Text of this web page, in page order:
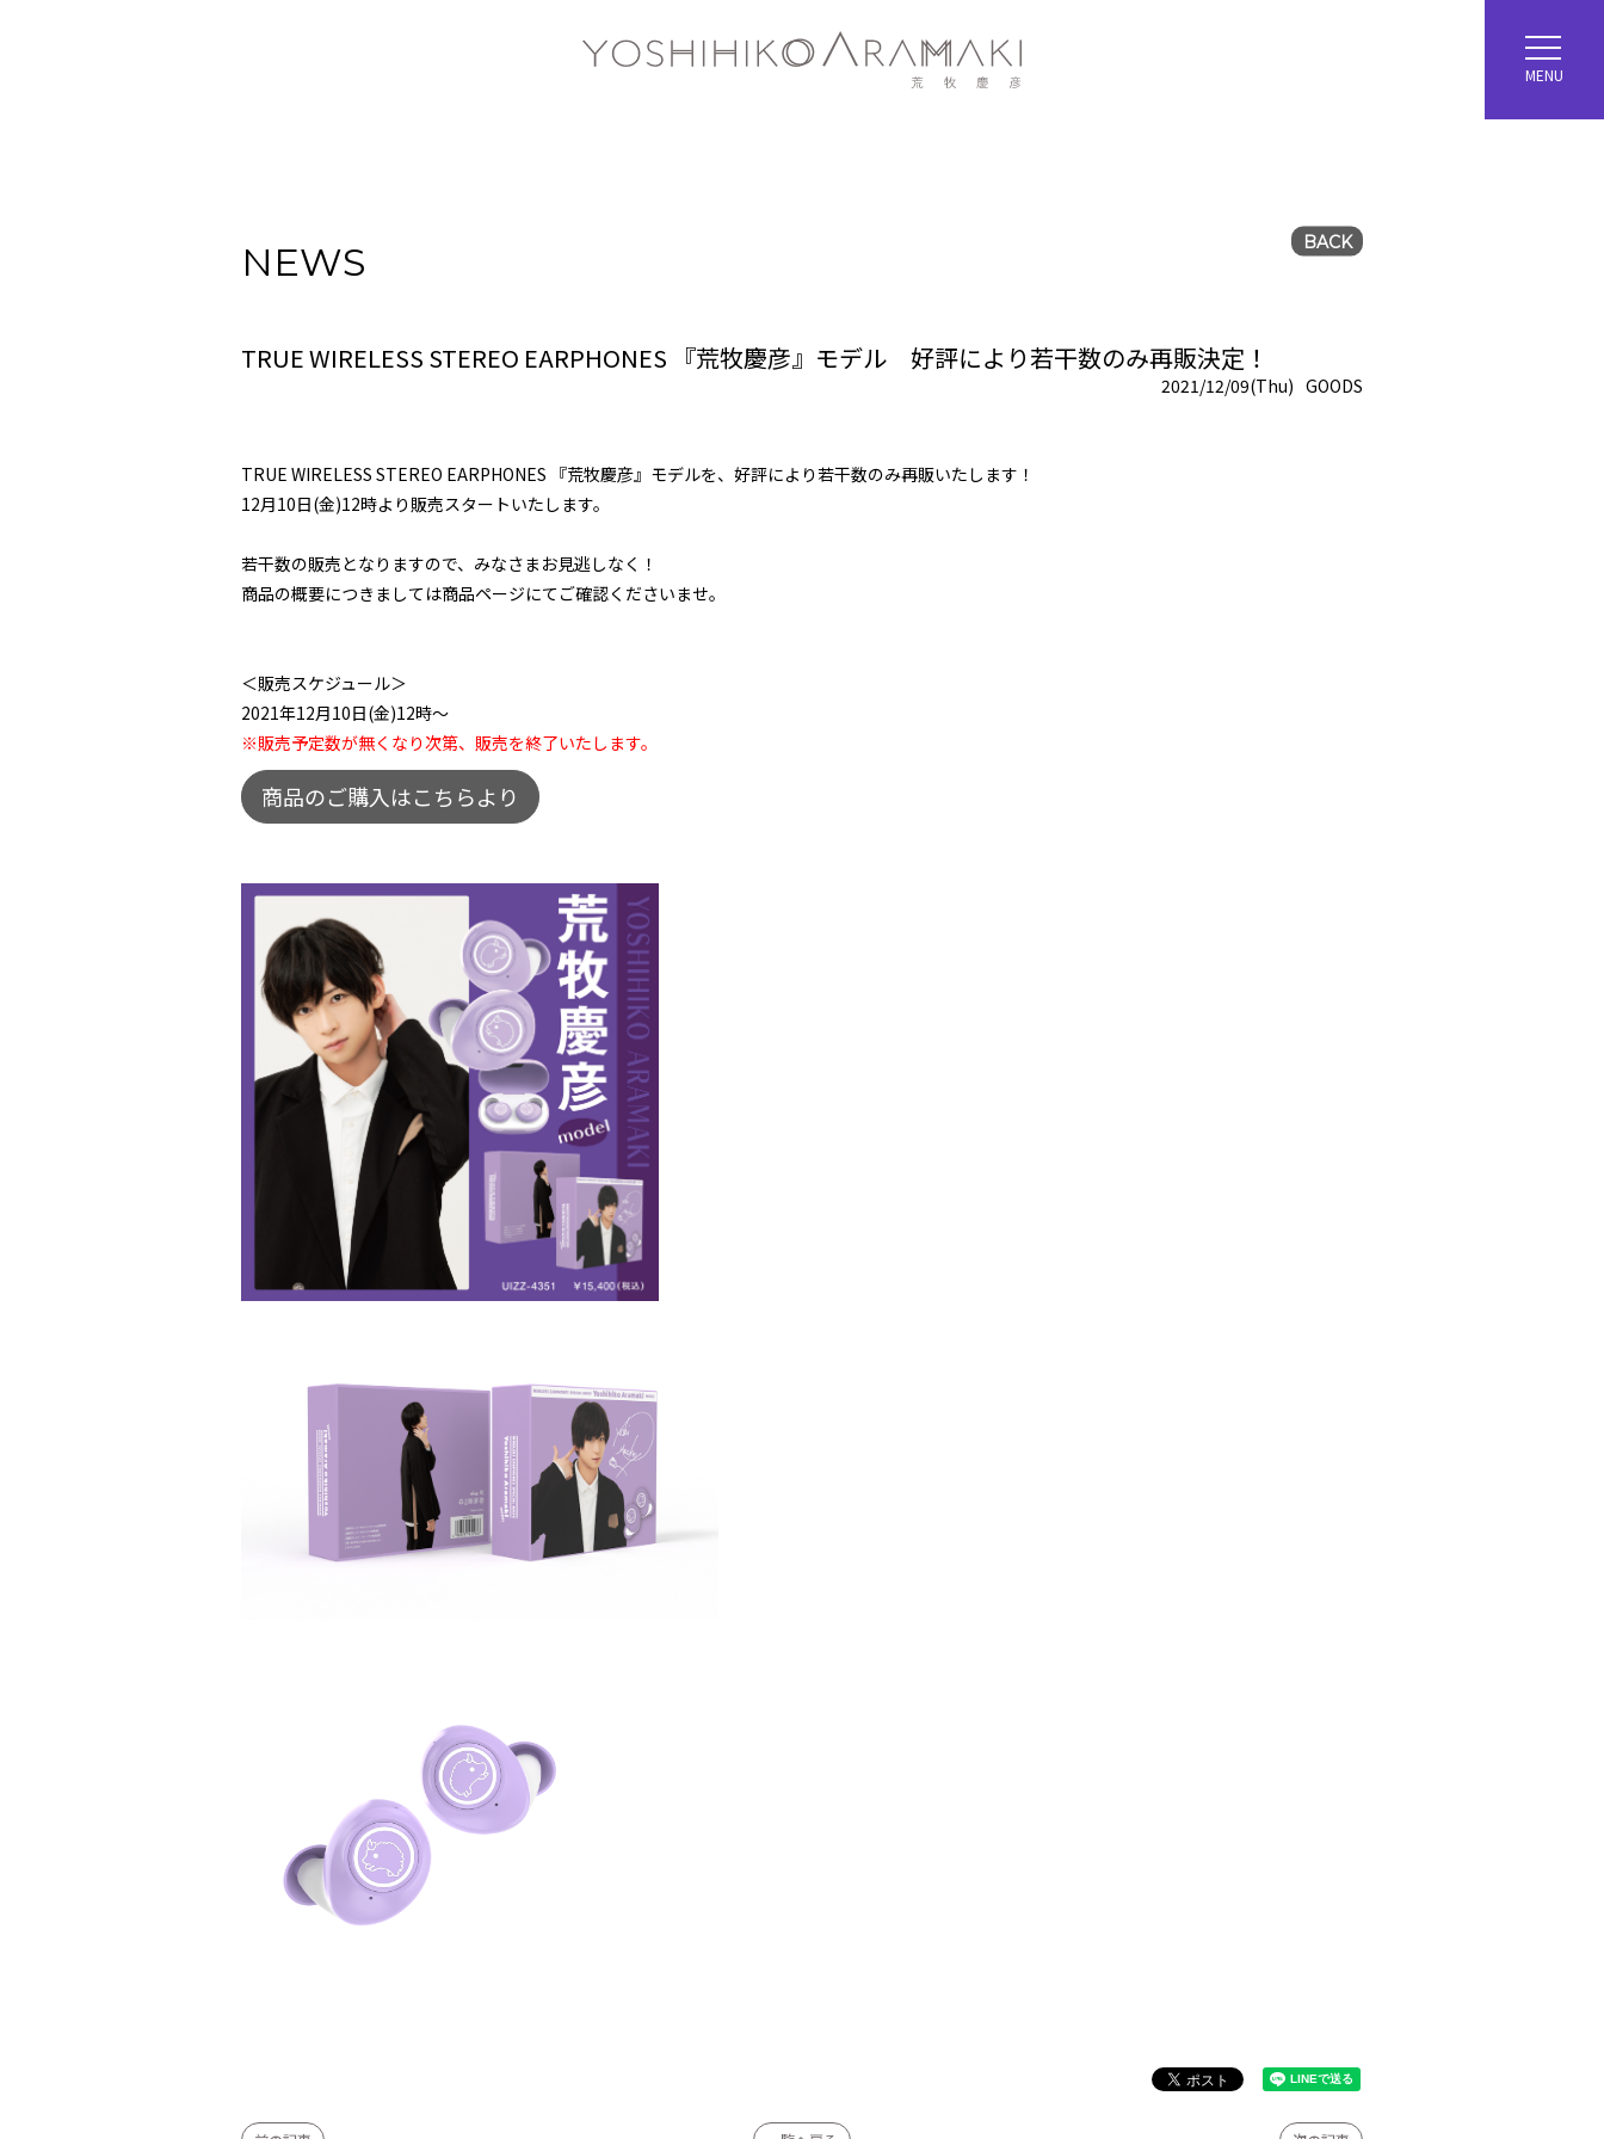
MENU
NEWS BACK
TRUE WIRELESS STEREO EARPHONES 『荒牧慶彦』モデル 好評により若干数のみ再販決定！
2021/12/09(Thu) GOODS
TRUE WIRELESS STEREO EARPHONES 『荒牧慶彦』モデルを、好評により若干数のみ再販いたします！
12月10日(金)12時より販売スタートいたします。
若干数の販売となりますので、みなさまお見逃しなく！
商品の概要につきましては商品ページにてご確認くださいませ。
＜販売スケジュール＞
2021年12月10日(金)12時〜
※販売予定数が無くなり次第、販売を終了いたします。
商品のご購入はこちらより